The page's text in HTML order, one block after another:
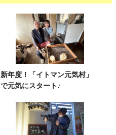
新年度！「イトマン元気村」
で元気にスタート♪